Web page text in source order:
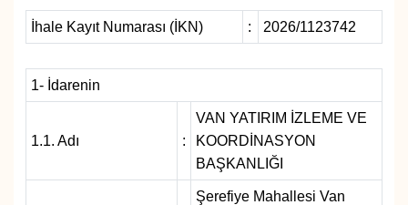
İhale Kayıt Numarası (İKN) : 2026/1123742
1- İdarenin
1.1. Adı :
VAN YATIRIM İZLEME VE
KOORDİNASYON
BAŞKANLIĞI
Şerefiye Mahallesi Van
DÜNYA
EĞİTİM